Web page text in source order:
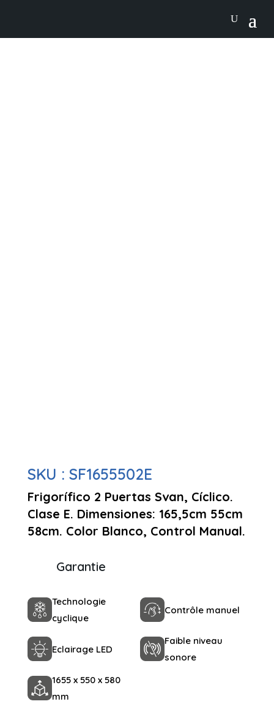
SKU : SF1655502E
Frigorífico 2 Puertas Svan, Cíclico.
Clase E. Dimensiones: 165,5cm 55cm
58cm. Color Blanco, Control Manual.
Garantie
Technologie
cyclique
Contrôle manuel
Eclairage LED
Faible niveau
sonore
1655 x 550 x 580
mm